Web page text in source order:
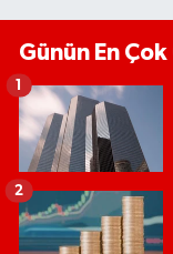
Günün En
1
2